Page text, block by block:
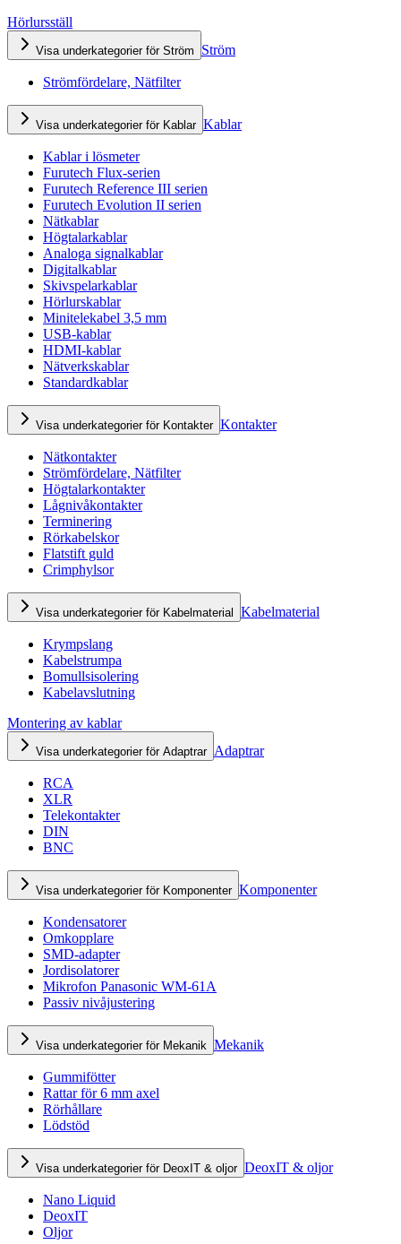
Hörlursställ
Visa underkategorier för Ström Ström
Strömfördelare, Nätfilter
Visa underkategorier för Kablar Kablar
Kablar i lösmeter
Furutech Flux-serien
Furutech Reference III serien
Furutech Evolution II serien
Nätkablar
Högtalarkablar
Analoga signalkablar
Digitalkablar
Skivspelarkablar
Hörlurskablar
Minitelekabel 3,5 mm
USB-kablar
HDMI-kablar
Nätverkskablar
Standardkablar
Visa underkategorier för Kontakter Kontakter
Nätkontakter
Strömfördelare, Nätfilter
Högtalarkontakter
Lågnivåkontakter
Terminering
Rörkabelskor
Flatstift guld
Crimphylsor
Visa underkategorier för Kabelmaterial Kabelmaterial
Krympslang
Kabelstrumpa
Bomullsisolering
Kabelavslutning
Montering av kablar
Visa underkategorier för Adaptrar Adaptrar
RCA
XLR
Telekontakter
DIN
BNC
Visa underkategorier för Komponenter Komponenter
Kondensatorer
Omkopplare
SMD-adapter
Jordisolatorer
Mikrofon Panasonic WM-61A
Passiv nivåjustering
Visa underkategorier för Mekanik Mekanik
Gummifötter
Rattar för 6 mm axel
Rörhållare
Lödstöd
Visa underkategorier för DeoxIT & oljor DeoxIT & oljor
Nano Liquid
DeoxIT
Oljor